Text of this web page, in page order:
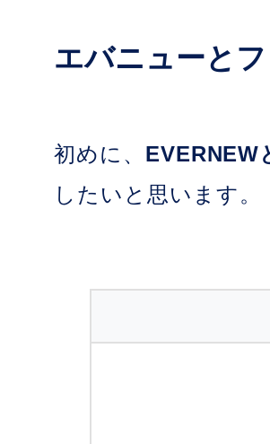
エバニューと
初めに、 EVERNEW
したいと思います。